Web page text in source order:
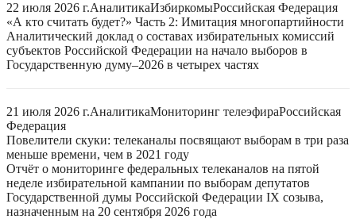
22 июля 2026 г.АналитикаИзбиркомыРоссийская Федерация
«А кто считать будет?» Часть 2: Имитация многопартийности
Аналитический доклад о составах избирательных комиссий
субъектов Российской Федерации на начало выборов в
Государственную думу–2026 в четырех частях
21 июля 2026 г.АналитикаМониторинг телеэфираРоссийская
Федерация
Повелители скуки: телеканалы посвящают выборам в три раза
меньше времени, чем в 2021 году
Отчёт о мониторинге федеральных телеканалов на пятой
неделе избирательной кампании по выборам депутатов
Государственной думы Российской Федерации IX созыва,
назначенным на 20 сентября 2026 года